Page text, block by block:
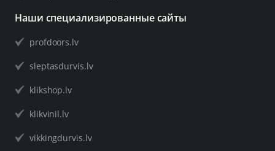
Наши специализированные сайты
profdoors.lv
sleptasdurvis.lv
klikshop.lv
klikvinil.lv
vikkingdurvis.lv